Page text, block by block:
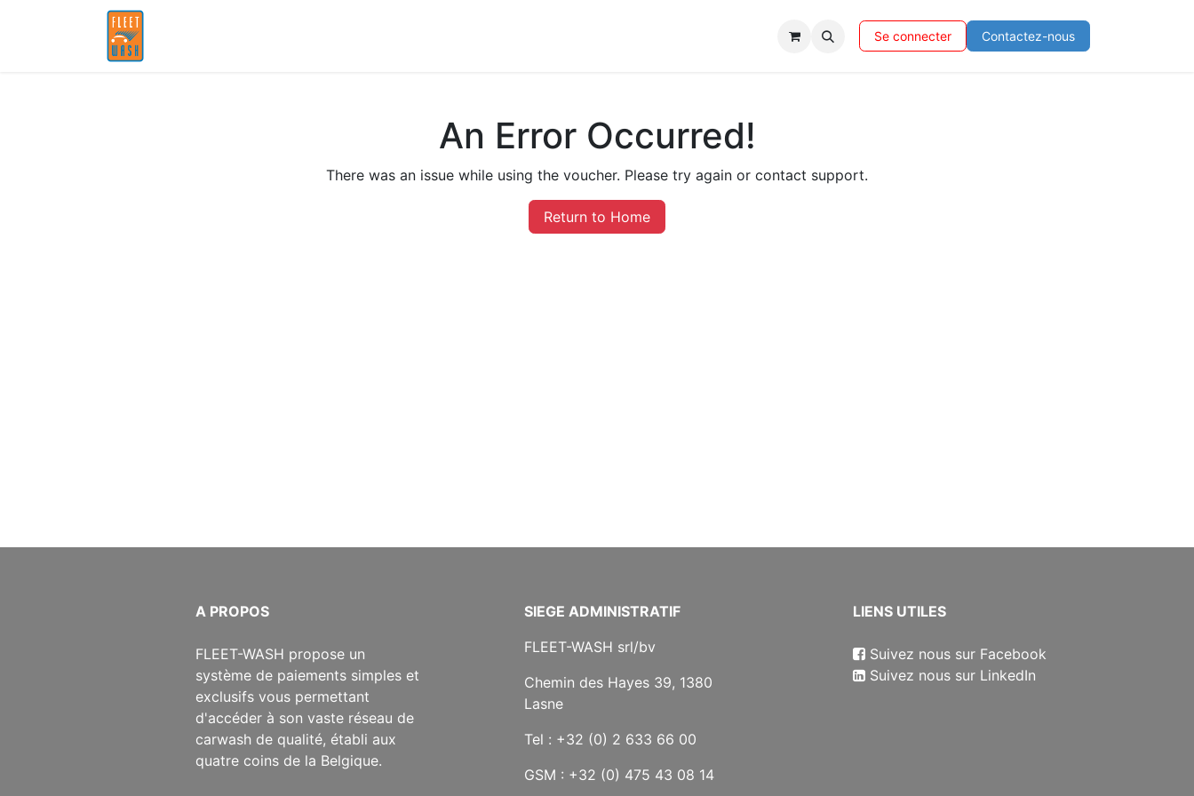
Se connecter Contactez-nous
An Error Occurred!
There was an issue while using the voucher. Please try again or contact support.
Return to Home
​LIENS UTILES
Suivez nous sur Facebook
Suivez nous sur LinkedIn
​A PROPOS
​FLEET-WASH propose un
système de paiements simples et
exclusifs vous permettant
d'accéder à son vaste réseau de
carwash de qualité, établi aux
quatre coins de la Belgique.
SIEGE ADMINISTRATIF
FLEET-WASH srl/bv
Chemin des Hayes 39, 1380
Lasne
Tel : +32 (0) 2 633 66 00
GSM : +32 (0) 475 43 08 14